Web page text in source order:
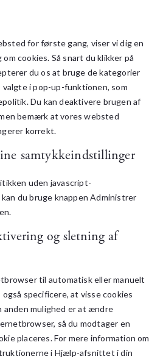
for første gang, viser vi dig en
cookies. Så snart du klikker på
du os at bruge de kategorier
valgte i pop-up-funktionen, som
Du kan deaktivere brugen af
bemærk at vores websted
korrekt.
samtykkeindstillinger
uden javascript-
du bruge knappen Administrer
og sletning af
til automatisk eller manuelt
specificere, at visse cookies
anden mulighed er at ændre
så du modtager en
placeres. For mere information om
i Hjælp-afsnittet i din